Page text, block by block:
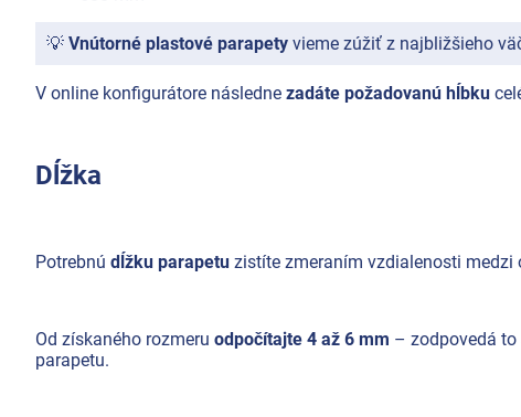
💡 Vnútorné plastové parapety vieme zúžiť z najbližšieho
V online konfigurátore následne zadáte požadovanú hĺbku
Dĺžka
Potrebnú dĺžku parapetu zistíte zmeraním vzdialenosti medzi
Od získaného rozmeru odpočítajte 4 až 6 mm – zodpovedá to
parapetu.